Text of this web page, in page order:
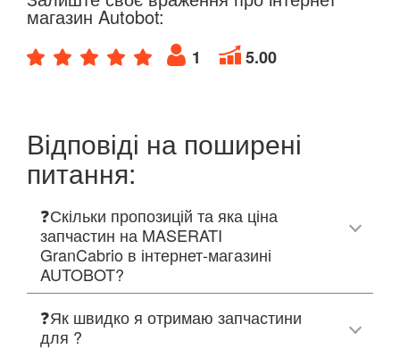
магазин Autobot:
1 5.00
Відповіді на поширені
питання:
❓Скільки пропозицій та яка ціна
запчастин на MASERATI
GranCabrio в інтернет-магазині
AUTOBOT?
❓Як швидко я отримаю запчастини
для ?